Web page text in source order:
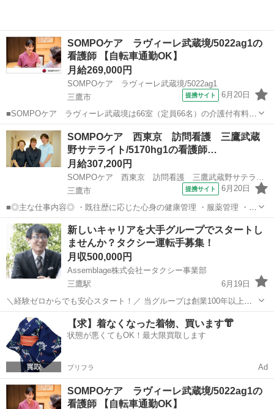
SOMPOケア ラヴィーレ武蔵境/5022ag1の
看護師 【自転車通勤OK】
月給269,000円
SOMPOケア ラヴィーレ武蔵境/5022ag1
三鷹市
提携サイト 6月20日
■SOMPOケア ラヴィーレ武蔵境は66室（定員66名）の介護付有料老
人ホームです。～主なお仕事～・ご入居者さまの健康管理・急変時の
対応・往診医や薬剤師との連携・服薬管理・医療行為インスリン注
射、血糖測定、経管栄養、CVポー...
東京 三鷹市
SOMPOケア 西東京 訪問看護 三鷹武蔵
野サテライト/5170hg1の看護師…
月給307,200円
三鷹市
提携サイト 6月20日
■◎主な仕事内容◎ ・既往歴に応じた心身の健康管理 ・服薬管理 ・機
能訓練 ・医療的処置 ・入浴等保清の援助 ・家族への介護指導 ・利用
者様に関わる多職種との情報交換、連携 ・記録、報告書の作成 ----------
---...
東京 三鷹市 看護師
新しいキャリアを大手グループでスタートし
ませんか？タクシー運転手募集！
月収500,000円
Assemblage株式会社ータクシー事業部
三鷹駅
6月19日
＼経験ゼロからでも安心スタート！／ 当グループは創業100年以上の
歴史を誇ります。「ホスピタリティ・ドライビング」をモットーに、
お客様へ最高のサービスを提供しています。 「未経験だけど大丈
夫？」「まずは話を聞いて...
東京 三鷹駅 ドライバー タクシードライバー
【求】着なくなった着物、買います👘
状態が悪くてもOK！最大限買取します
プリフラ Ad
SOMPOケア ラヴィーレ武蔵境/5022ag1の
看護師 【自転車通勤OK】